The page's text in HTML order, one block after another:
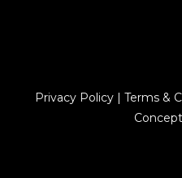
Privacy Policy | Terms &